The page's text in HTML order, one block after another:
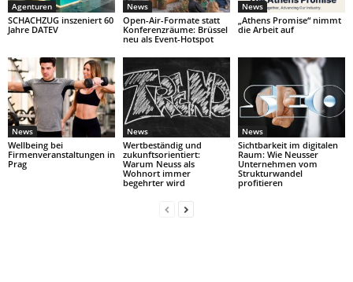
Agenturen
SCHACHZUG inszeniert 60
Jahre DATEV
News
Open-Air-Formate statt
Konferenzräume: Brüssel
neu als Event-Hotspot
News
„Athens Promise“ nimmt
die Arbeit auf
News
Wellbeing bei
Firmenveranstaltungen in
Prag
News
Wertbeständig und
zukunftsorientiert:
Warum Neuss als
Wohnort immer
begehrter wird
News
Sichtbarkeit im digitalen
Raum: Wie Neusser
Unternehmen vom
Strukturwandel
profitieren